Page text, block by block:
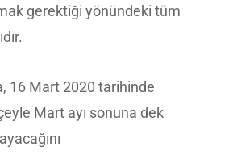
gerektiği yönündeki tüm
16 Mart 2020 tarihinde
Mart ayı sonuna dek